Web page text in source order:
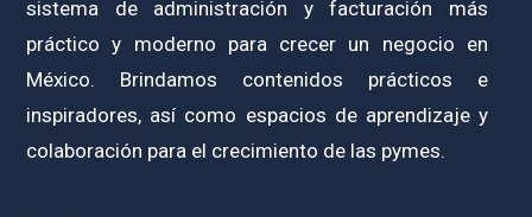
sistema de administración y facturación más
práctico y moderno para crecer un negocio en
México. Brindamos contenidos prácticos e
inspiradores, así como espacios de aprendizaje y
colaboración para el crecimiento de las pymes.